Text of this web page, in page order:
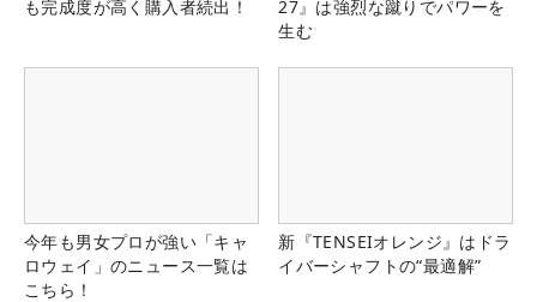
も完成度が高く購入者続出！
27』は強烈な蹴りでパワーを
生む
今年も男女プロが強い「キャ
ロウェイ」のニュース一覧は
こちら！
新『TENSEIオレンジ』はドラ
イバーシャフトの“最適解”